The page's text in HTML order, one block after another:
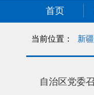
首页
当前位置： 新
自治区党委